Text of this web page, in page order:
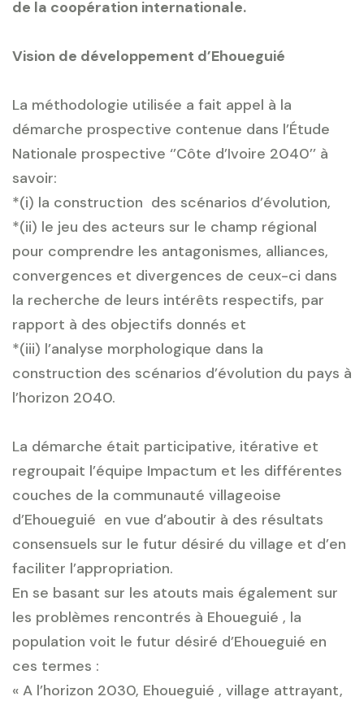
de la coopération internationale.
Vision de développement d’Ehoueguié
La méthodologie utilisée a fait appel à la
démarche prospective contenue dans l’Étude
Nationale prospective ‘’Côte d’Ivoire 2040’’ à
savoir:
*(i) la construction des scénarios d’évolution,
*(ii) le jeu des acteurs sur le champ régional
pour comprendre les antagonismes, alliances,
convergences et divergences de ceux-ci dans
la recherche de leurs intérêts respectifs, par
rapport à des objectifs donnés et
*(iii) l’analyse morphologique dans la
construction des scénarios d’évolution du pays à
l’horizon 2040.
La démarche était participative, itérative et
regroupait l’équipe Impactum et les différentes
couches de la communauté villageoise
d’Ehoueguié en vue d’aboutir à des résultats
consensuels sur le futur désiré du village et d’en
faciliter l’appropriation.
En se basant sur les atouts mais également sur
les problèmes rencontrés à Ehoueguié , la
population voit le futur désiré d’Ehoueguié en
ces termes :
« A l’horizon 2030, Ehoueguié , village attrayant,